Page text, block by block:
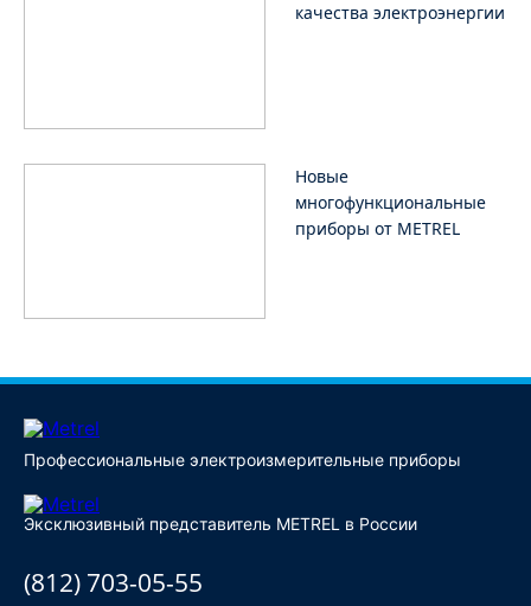
качества электроэнергии
Новые
многофункциональные
приборы от METREL
Профессиональные электроизмерительные приборы
Эксклюзивный представитель METREL в России
(812) 703-05-55